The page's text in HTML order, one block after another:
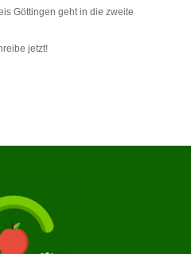
Göttingen geht in die zweite
jetzt!